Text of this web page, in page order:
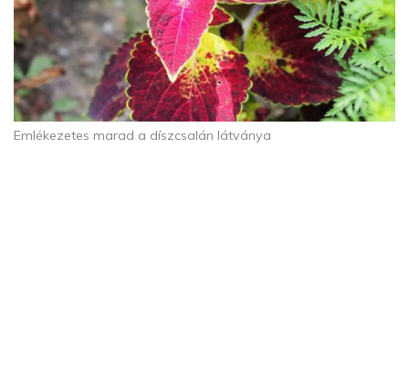
Emlékezetes marad a díszcsalán látványa